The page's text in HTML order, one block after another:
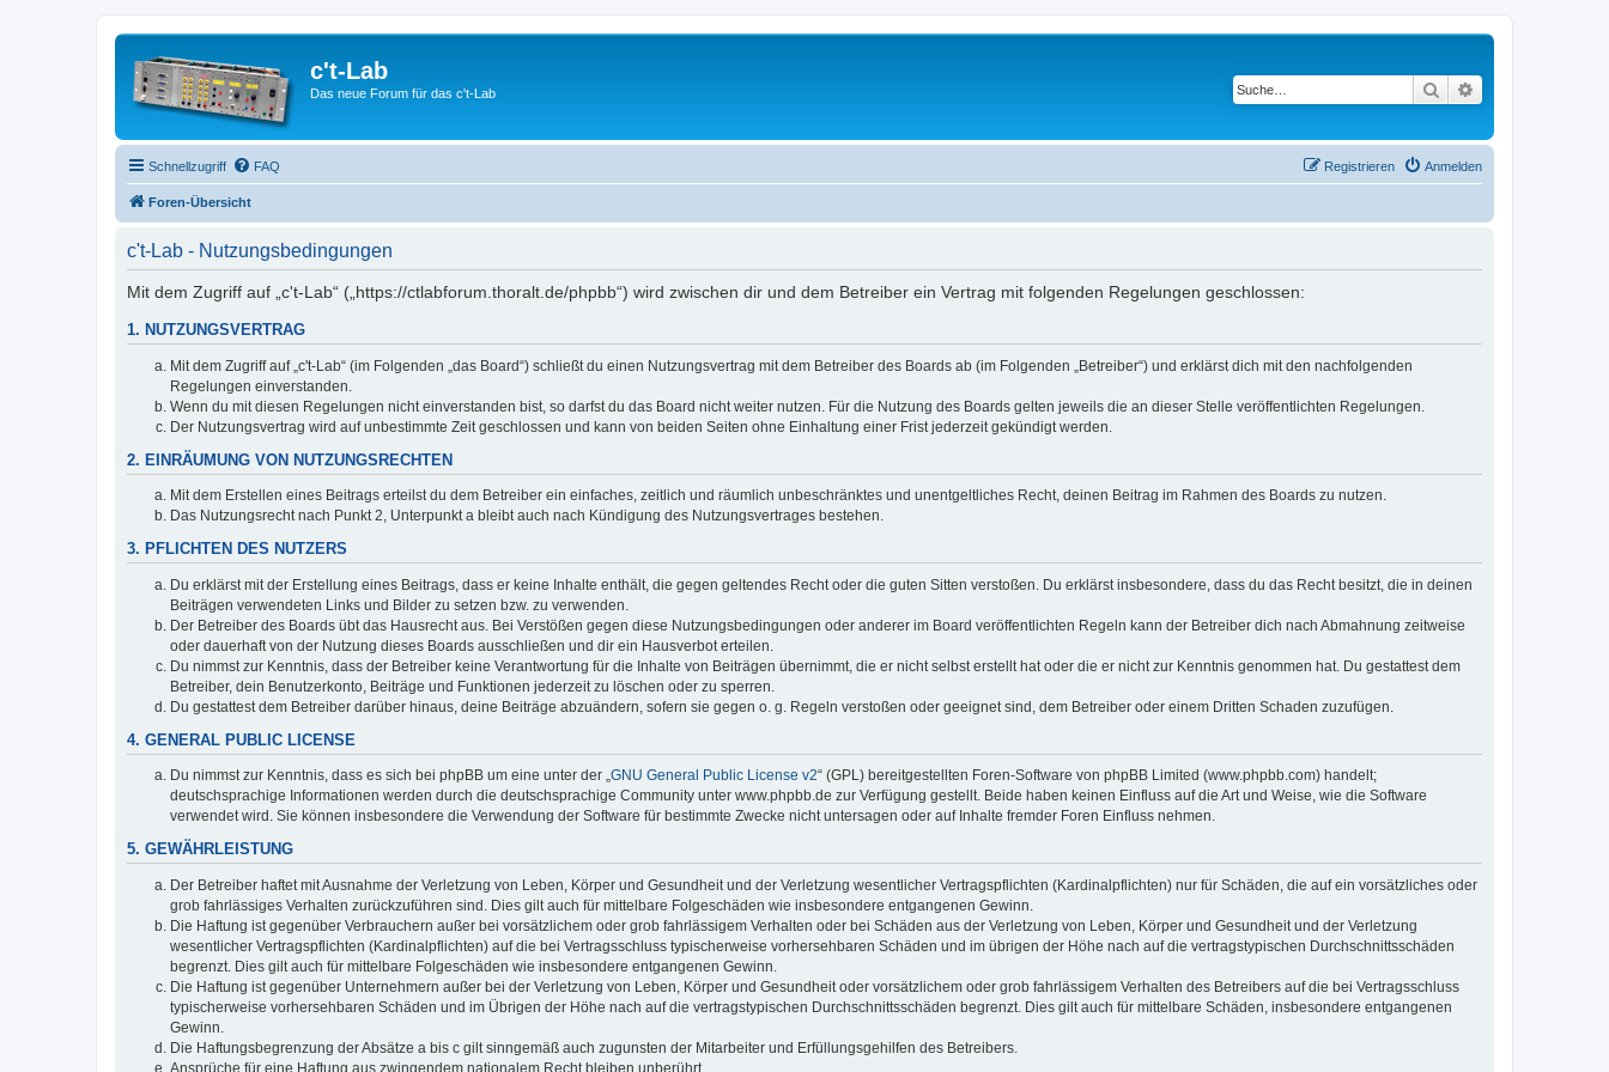
c't-Lab
Das neue Forum für das c't-Lab Suche
Schnellzugriff FAQ Anmelden
Registrieren
Foren-Übersicht
c't-Lab - Nutzungsbedingungen
Mit dem Zugriff auf „c't-Lab“ („https://ctlabforum.thoralt.de/phpbb“) wird zwischen dir und dem Betreiber ein Vertrag mit folgenden Regelungen geschlossen:
1. NUTZUNGSVERTRAG
Mit dem Zugriff auf „c't-Lab“ (im Folgenden „das Board“) schließt du einen Nutzungsvertrag mit dem Betreiber des Boards ab (im Folgenden „Betreiber“) und erklärst dich mit den nachfolgenden
Regelungen einverstanden.
Wenn du mit diesen Regelungen nicht einverstanden bist, so darfst du das Board nicht weiter nutzen. Für die Nutzung des Boards gelten jeweils die an dieser Stelle veröffentlichten Regelungen.
Der Nutzungsvertrag wird auf unbestimmte Zeit geschlossen und kann von beiden Seiten ohne Einhaltung einer Frist jederzeit gekündigt werden.
2. EINRÄUMUNG VON NUTZUNGSRECHTEN
Mit dem Erstellen eines Beitrags erteilst du dem Betreiber ein einfaches, zeitlich und räumlich unbeschränktes und unentgeltliches Recht, deinen Beitrag im Rahmen des Boards zu nutzen.
Das Nutzungsrecht nach Punkt 2, Unterpunkt a bleibt auch nach Kündigung des Nutzungsvertrages bestehen.
3. PFLICHTEN DES NUTZERS
Du erklärst mit der Erstellung eines Beitrags, dass er keine Inhalte enthält, die gegen geltendes Recht oder die guten Sitten verstoßen. Du erklärst insbesondere, dass du das Recht besitzt, die in deinen
Beiträgen verwendeten Links und Bilder zu setzen bzw. zu verwenden.
Der Betreiber des Boards übt das Hausrecht aus. Bei Verstößen gegen diese Nutzungsbedingungen oder anderer im Board veröffentlichten Regeln kann der Betreiber dich nach Abmahnung zeitweise
oder dauerhaft von der Nutzung dieses Boards ausschließen und dir ein Hausverbot erteilen.
Du nimmst zur Kenntnis, dass der Betreiber keine Verantwortung für die Inhalte von Beiträgen übernimmt, die er nicht selbst erstellt hat oder die er nicht zur Kenntnis genommen hat. Du gestattest dem
Betreiber, dein Benutzerkonto, Beiträge und Funktionen jederzeit zu löschen oder zu sperren.
Du gestattest dem Betreiber darüber hinaus, deine Beiträge abzuändern, sofern sie gegen o. g. Regeln verstoßen oder geeignet sind, dem Betreiber oder einem Dritten Schaden zuzufügen.
4. GENERAL PUBLIC LICENSE
Du nimmst zur Kenntnis, dass es sich bei phpBB um eine unter der „GNU General Public License v2“ (GPL) bereitgestellten Foren-Software von phpBB Limited (www.phpbb.com) handelt;
deutschsprachige Informationen werden durch die deutschsprachige Community unter www.phpbb.de zur Verfügung gestellt. Beide haben keinen Einfluss auf die Art und Weise, wie die Software
verwendet wird. Sie können insbesondere die Verwendung der Software für bestimmte Zwecke nicht untersagen oder auf Inhalte fremder Foren Einfluss nehmen.
5. GEWÄHRLEISTUNG
Der Betreiber haftet mit Ausnahme der Verletzung von Leben, Körper und Gesundheit und der Verletzung wesentlicher Vertragspflichten (Kardinalpflichten) nur für Schäden, die auf ein vorsätzliches oder
grob fahrlässiges Verhalten zurückzuführen sind. Dies gilt auch für mittelbare Folgeschäden wie insbesondere entgangenen Gewinn.
Die Haftung ist gegenüber Verbrauchern außer bei vorsätzlichem oder grob fahrlässigem Verhalten oder bei Schäden aus der Verletzung von Leben, Körper und Gesundheit und der Verletzung
wesentlicher Vertragspflichten (Kardinalpflichten) auf die bei Vertragsschluss typischerweise vorhersehbaren Schäden und im übrigen der Höhe nach auf die vertragstypischen Durchschnittsschäden
begrenzt. Dies gilt auch für mittelbare Folgeschäden wie insbesondere entgangenen Gewinn.
Die Haftung ist gegenüber Unternehmern außer bei der Verletzung von Leben, Körper und Gesundheit oder vorsätzlichem oder grob fahrlässigem Verhalten des Betreibers auf die bei Vertragsschluss
typischerweise vorhersehbaren Schäden und im Übrigen der Höhe nach auf die vertragstypischen Durchschnittsschäden begrenzt. Dies gilt auch für mittelbare Schäden, insbesondere entgangenen
Gewinn.
Die Haftungsbegrenzung der Absätze a bis c gilt sinngemäß auch zugunsten der Mitarbeiter und Erfüllungsgehilfen des Betreibers.
Ansprüche für eine Haftung aus zwingendem nationalem Recht bleiben unberührt.